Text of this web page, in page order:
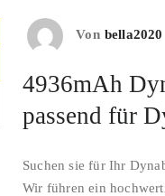
Von bella2020
4936mAh
passend für
Suchen sie für Ihr
Wir führen ein